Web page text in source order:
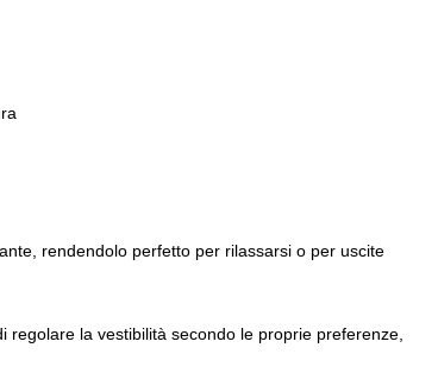
rendendolo perfetto per rilassarsi o per uscite
regolare la vestibilità secondo le proprie preferenze,